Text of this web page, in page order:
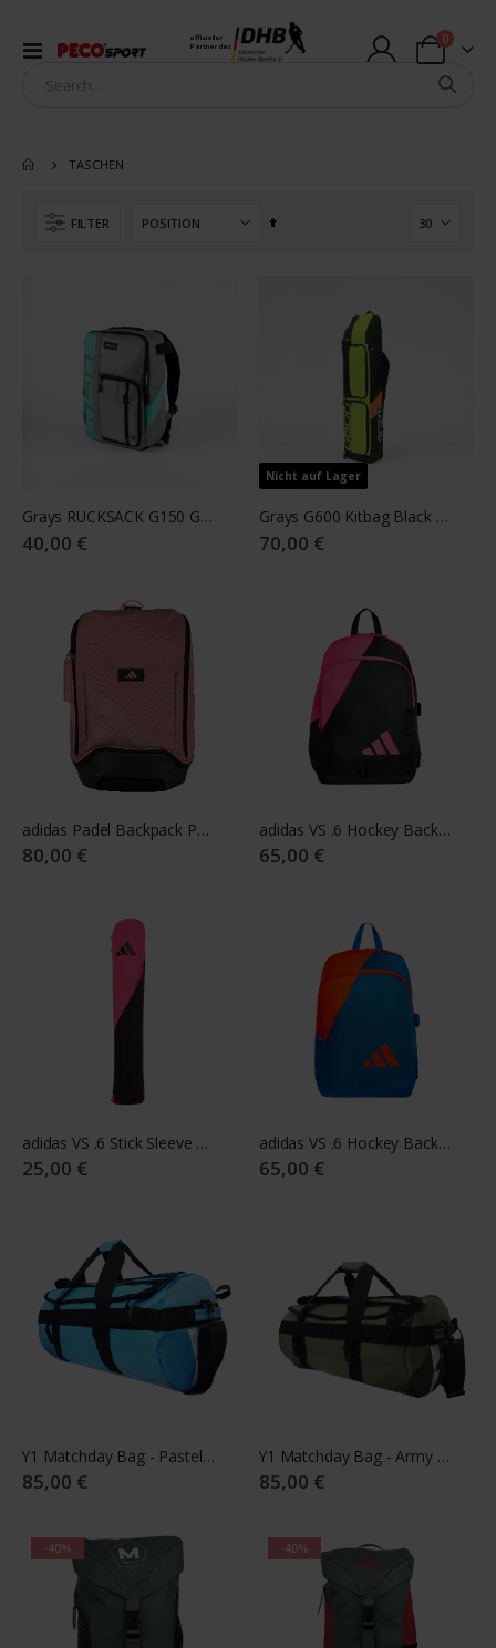
Navigation
offizieller
Partner des
Warenkorb
0Artikel
TASCHEN
FILTER
In
Grays RUCKSACK G150 Grey/Aqua
40,00 €
Nicht auf Lager
Grays G600 Kitbag Black / Fluo Yellow
70,00 €
adidas Padel Backpack PROTOUR 2026
80,00 €
adidas VS .6 Hockey Backpack 25/26 black - pink
65,00 €
adidas VS .6 Stick Sleeve 25/26 black - pink
25,00 €
adidas VS .6 Hockey Backpack 25/26 royal blue - orange
65,00 €
Y1 Matchday Bag - Pastel Blue
85,00 €
Y1 Matchday Bag - Army Green
85,00 €
-40% -40%